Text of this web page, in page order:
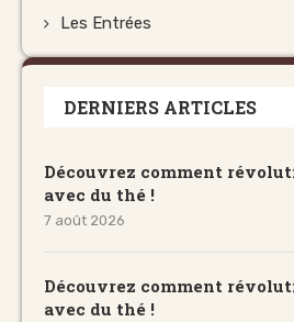
Les Entrées
DERNIERS ARTICLES
Découvrez comment
avec du thé !
7 août 2026
Découvrez comment
avec du thé !